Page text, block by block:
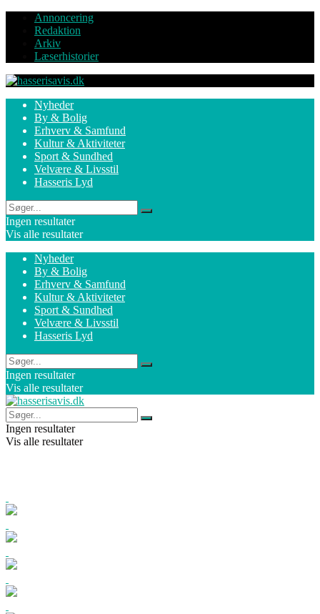
Annoncering
Redaktion
Arkiv
Læserhistorier
Nyheder
By & Bolig
Erhverv & Samfund
Kultur & Aktiviteter
Sport & Sundhed
Velvære & Livsstil
Hasseris Lyd
Ingen resultater
Vis alle resultater
Nyheder
By & Bolig
Erhverv & Samfund
Kultur & Aktiviteter
Sport & Sundhed
Velvære & Livsstil
Hasseris Lyd
Ingen resultater
Vis alle resultater
Ingen resultater
Vis alle resultater